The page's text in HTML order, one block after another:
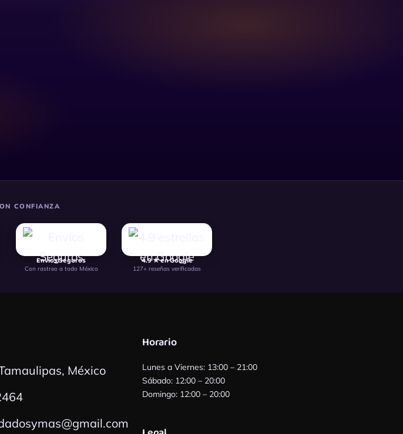
CONFIANZA
Envíos Seguros
Con rastreo a todo México
4.9 ★ en Google
127+ reseñas verificadas
México
Horario
Lunes a Viernes: 13:00 – 21:00
Sábado: 12:00 – 20:00
Domingo: 12:00 – 20:00